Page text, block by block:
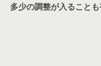
多少の調整が入ること